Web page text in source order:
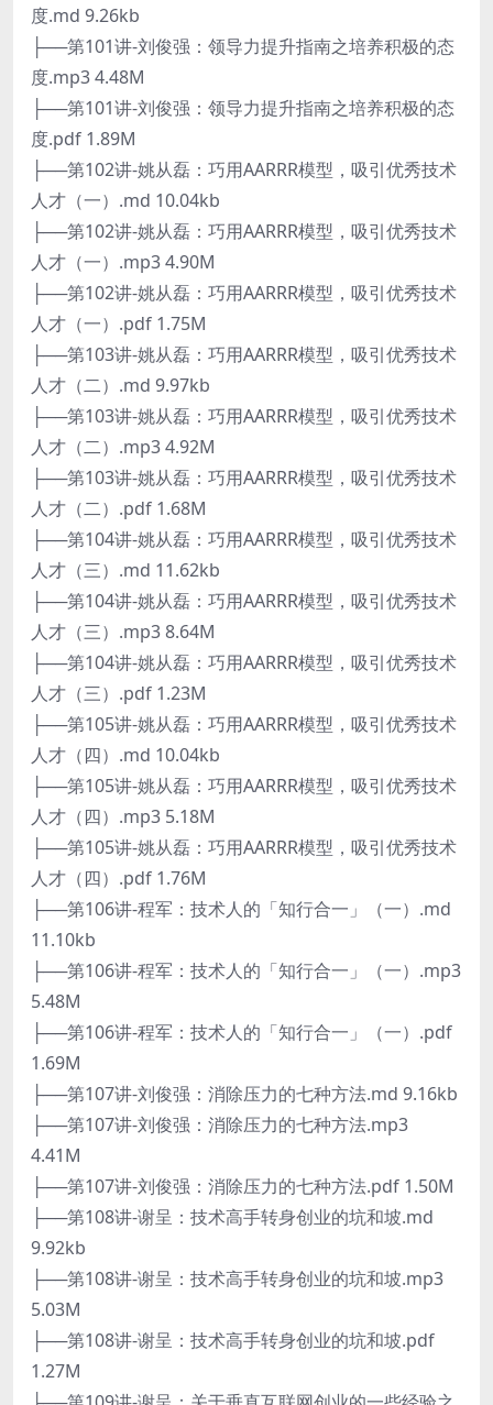
度.md 9.26kb
├──第101讲-刘俊强：领导力提升指南之培养积极的态
度.mp3 4.48M
├──第101讲-刘俊强：领导力提升指南之培养积极的态
度.pdf 1.89M
├──第102讲-姚从磊：巧用AARRR模型，吸引优秀技术
人才（一）.md 10.04kb
├──第102讲-姚从磊：巧用AARRR模型，吸引优秀技术
人才（一）.mp3 4.90M
├──第102讲-姚从磊：巧用AARRR模型，吸引优秀技术
人才（一）.pdf 1.75M
├──第103讲-姚从磊：巧用AARRR模型，吸引优秀技术
人才（二）.md 9.97kb
├──第103讲-姚从磊：巧用AARRR模型，吸引优秀技术
人才（二）.mp3 4.92M
├──第103讲-姚从磊：巧用AARRR模型，吸引优秀技术
人才（二）.pdf 1.68M
├──第104讲-姚从磊：巧用AARRR模型，吸引优秀技术
人才（三）.md 11.62kb
├──第104讲-姚从磊：巧用AARRR模型，吸引优秀技术
人才（三）.mp3 8.64M
├──第104讲-姚从磊：巧用AARRR模型，吸引优秀技术
人才（三）.pdf 1.23M
├──第105讲-姚从磊：巧用AARRR模型，吸引优秀技术
人才（四）.md 10.04kb
├──第105讲-姚从磊：巧用AARRR模型，吸引优秀技术
人才（四）.mp3 5.18M
├──第105讲-姚从磊：巧用AARRR模型，吸引优秀技术
人才（四）.pdf 1.76M
├──第106讲-程军：技术人的「知行合一」（一）.md
11.10kb
├──第106讲-程军：技术人的「知行合一」（一）.mp3
5.48M
├──第106讲-程军：技术人的「知行合一」（一）.pdf
1.69M
├──第107讲-刘俊强：消除压力的七种方法.md 9.16kb
├──第107讲-刘俊强：消除压力的七种方法.mp3
4.41M
├──第107讲-刘俊强：消除压力的七种方法.pdf 1.50M
├──第108讲-谢呈：技术高手转身创业的坑和坡.md
9.92kb
├──第108讲-谢呈：技术高手转身创业的坑和坡.mp3
5.03M
├──第108讲-谢呈：技术高手转身创业的坑和坡.pdf
1.27M